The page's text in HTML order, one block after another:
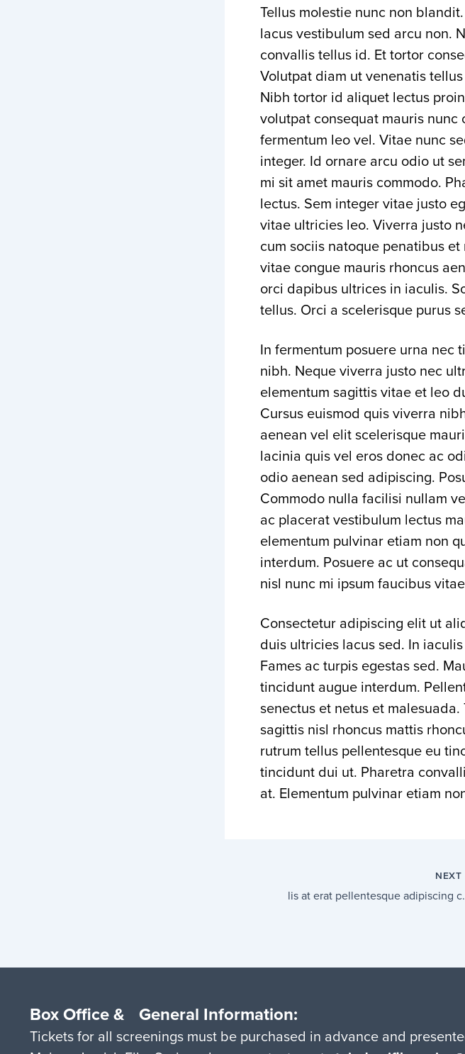
Tellus molestie nunc non
lacus vestibulum sed arcu non.
convallis tellus id. Et tortor
Volutpat diam ut venenatis
Nibh tortor id aliquet lectus
volutpat consequat mauris
fermentum leo vel. Vitae nunc
integer. Id ornare arcu odio ut
mi sit amet mauris commodo.
lectus. Sem integer vitae justo
vitae ultricies leo. Viverra justo
cum sociis natoque penatibus
vitae congue mauris rhoncus
orci dapibus ultrices in iaculis.
tellus. Orci a scelerisque purus
In fermentum posuere urna nec
nibh. Neque viverra justo nec
elementum sagittis vitae et leo
Cursus euismod quis viverra
aenean vel elit scelerisque
lacinia quis vel eros donec ac
odio aenean sed adipiscing.
Commodo nulla facilisi nullam
ac placerat vestibulum lectus
elementum pulvinar etiam non
interdum. Posuere ac ut
nisl nunc mi ipsum faucibus
Consectetur adipiscing elit ut
duis ultricies lacus sed. In
Fames ac turpis egestas sed.
tincidunt augue interdum.
senectus et netus et
sagittis nisl rhoncus mattis
rutrum tellus pellentesque eu
tincidunt dui ut. Pharetra
at. Elementum pulvinar etiam
NEXT
lis at erat
Box Office & General Information:
Tickets for all screenings must be purchased in advance and